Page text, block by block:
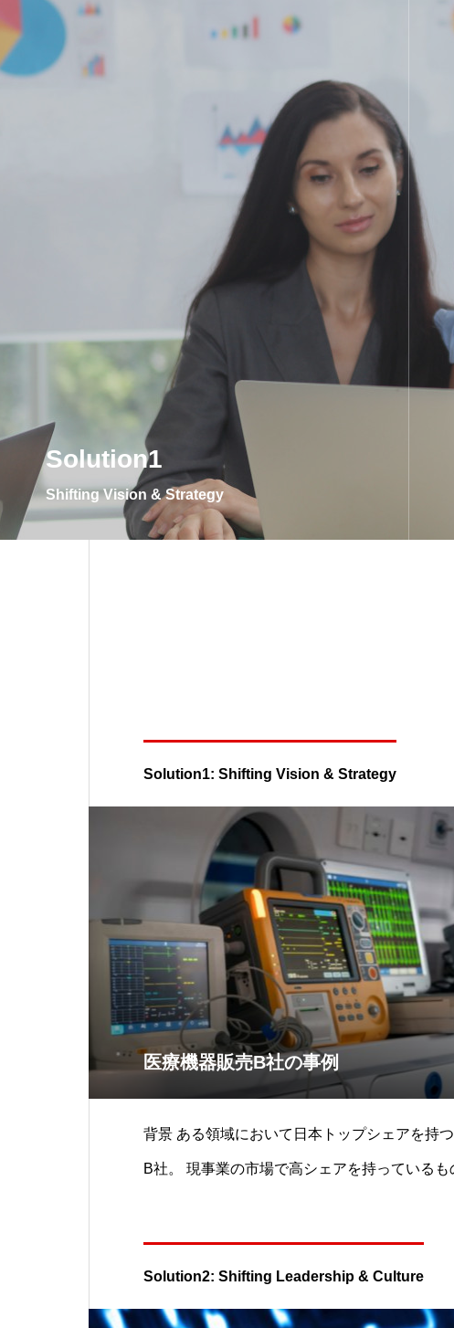
Solution1
Shifting Vision & Strategy
Solution1: Shifting Vision & Strategy
医療機器販売B社の事例
背景 ある領域において日本トップシェアを持つ医療機器販売
B社。 現事業の市場で高シェアを持っているものの、海外企
た。 将来に向けてやるべき施策を改めて網羅的に見直し、戦
略
Solution2: Shifting Leadership & Culture